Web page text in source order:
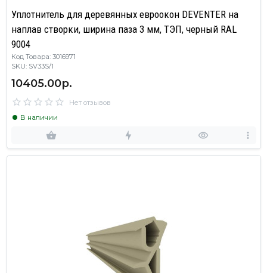
Уплотнитель для деревянных евроокон DEVENTER на
наплав створки, ширина паза 3 мм, ТЭП, черный RAL
9004
Код Товара: 3016971
SKU: SV33S/1
10405.00р.
Нет отзывов
В наличии